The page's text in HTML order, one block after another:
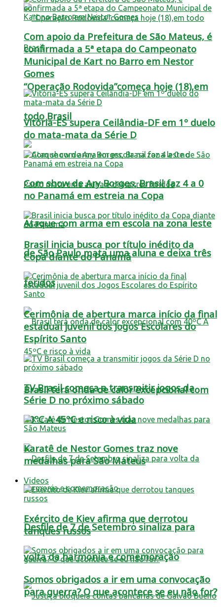
“Operação Rodovida”começa hoje (18),em
todo Brasil
Ataque com arma em escola na zona leste
de São Paulo mata uma aluna e deixa três
feridos
Brasil terá onda de calor excepcional com
40ºC A 45ºC e risco à vida
Desfile de 7 de Setembro sinaliza para
volta da harmonia e comemoração
Com apoio da Prefeitura de São Mateus, é
confirmada a 5ª etapa do Campeonato
Municipal de Kart no Barro em Nestor
Gomes
Vitória-ES supera Ceilândia-DF em 1º duelo
do mata-mata da Série D
Com show de Ary Borges, Brasil faz 4 a 0
no Panamá em estreia na Copa
Brasil inicia busca por título inédito da
Copa diante do Panamá
Cerimônia de abertura marca início da final
estadual juvenil dos Jogos Escolares do
Espírito Santo
TV Brasil começa a transmitir jogos da
Série D no próximo sábado
Karatê de Nestor Gomes traz nove
medalhas para São Mateus
Videos
Exército de Kiev afirma que derrotou
tanques russos
Somos obrigados a ir em uma convocação
para guerra? O que acontece se eu não for?